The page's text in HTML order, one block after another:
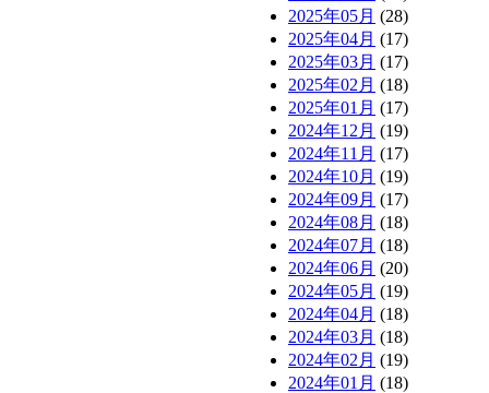
2025年05月 (28)
2025年04月 (17)
2025年03月 (17)
2025年02月 (18)
2025年01月 (17)
2024年12月 (19)
2024年11月 (17)
2024年10月 (19)
2024年09月 (17)
2024年08月 (18)
2024年07月 (18)
2024年06月 (20)
2024年05月 (19)
2024年04月 (18)
2024年03月 (18)
2024年02月 (19)
2024年01月 (18)